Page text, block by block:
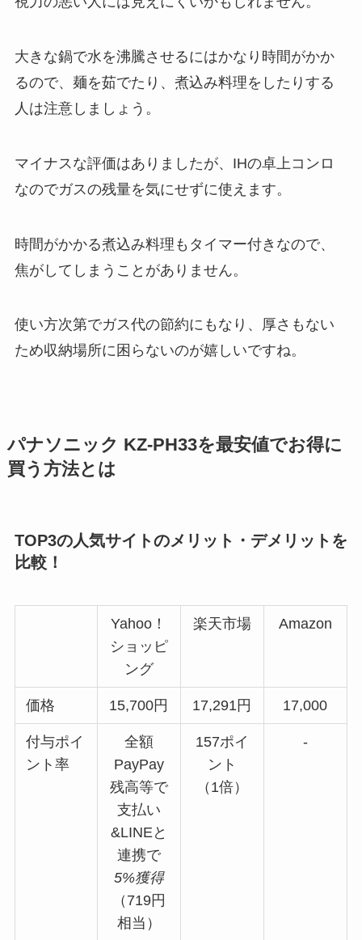
大きな鍋で水を沸騰させるにはかなり時間がかか
るので、麺を茹でたり、煮込み料理をしたりする
人は注意しましょう。
マイナスな評価はありましたが、IHの卓上コンロ
なのでガスの残量を気にせずに使えます。
時間がかかる煮込み料理もタイマー付きなので、
焦がしてしまうことがありません。
使い方次第でガス代の節約にもなり、厚さもない
ため収納場所に困らないのが嬉しいですね。
パナソニック KZ-PH33を最安値でお得に
買う方法とは
TOP3の人気サイトのメリット・デメリットを
比較！
Yahoo！
ショッピ
ング
楽天市場 Amazon
価格 15,700円 17,291円 17,000
付与ポイ
ント率
全額
PayPay
残高等で
支払い
&LINEと
連携で
5%獲得
（719円
相当）
157ポイ
ント
（1倍）
-